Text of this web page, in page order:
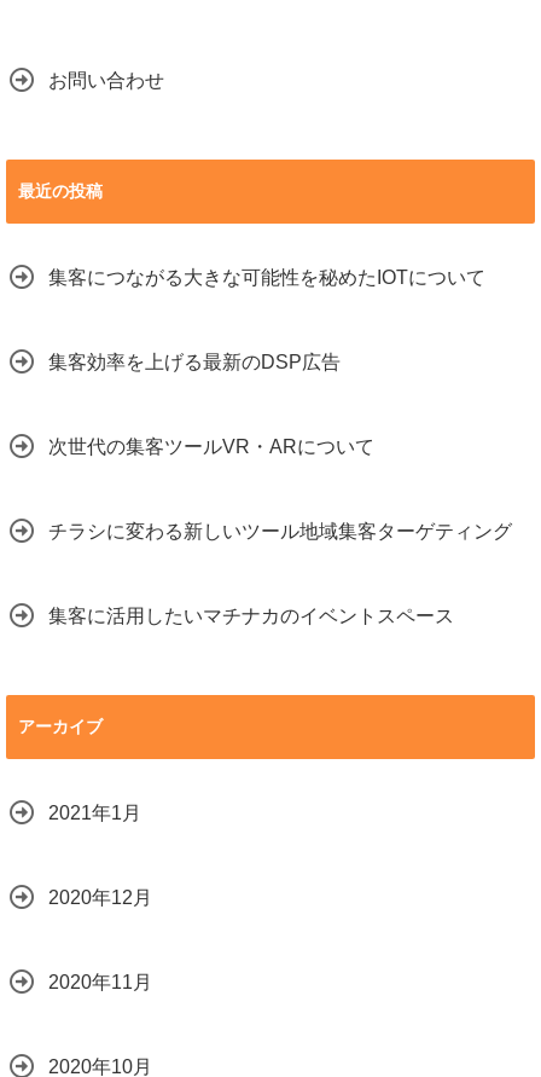
お問い合わせ
最近の投稿
集客につながる大きな可能性を秘めたIOTについて
集客効率を上げる最新のDSP広告
次世代の集客ツールVR・ARについて
チラシに変わる新しいツール地域集客ターゲティング
集客に活用したいマチナカのイベントスペース
アーカイブ
2021年1月
2020年12月
2020年11月
2020年10月